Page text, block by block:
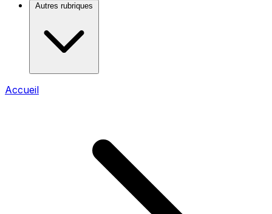
Autres rubriques
Accueil